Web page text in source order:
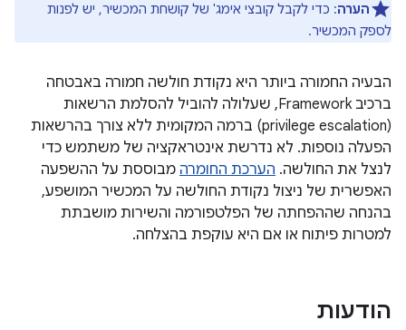
הערה: כדי לקבל קובצי אימג' של קושחת המכשיר, יש לפנות
לספק המכשיר.
הבעיה החמורה ביותר היא נקודת חולשה חמורה באבטחה
ברכיב Framework, שעלולה להוביל להסלמת הרשאות
(privilege escalation) ברמה המקומית ללא צורך בהרשאות
הפעלה נוספות. לא נדרשת אינטראקציה של משתמש כדי
לנצל את החולשה. הערכת החומרה מבוססת על ההשפעה
האפשרית של ניצול נקודת החולשה על המכשיר המושפע,
בהנחה שההפחתה של הפלטפורמה והשירות מושבתת
למטרות פיתוח או אם היא עוקפת בהצלחה.
הודעות